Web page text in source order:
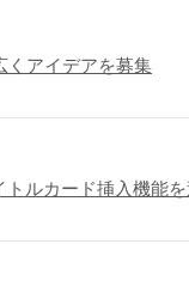
くアイデアを募集
トルカード挿入機能